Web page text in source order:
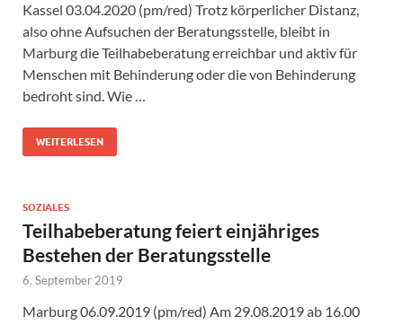
Kassel 03.04.2020 (pm/red) Trotz körperlicher Distanz,
also ohne Aufsuchen der Beratungsstelle, bleibt in
Marburg die Teilhabeberatung erreichbar und aktiv für
Menschen mit Behinderung oder die von Behinderung
bedroht sind. Wie …
WEITERLESEN
SOZIALES
Teilhabeberatung feiert einjähriges
Bestehen der Beratungsstelle
6. September 2019
Marburg 06.09.2019 (pm/red) Am 29.08.2019 ab 16.00